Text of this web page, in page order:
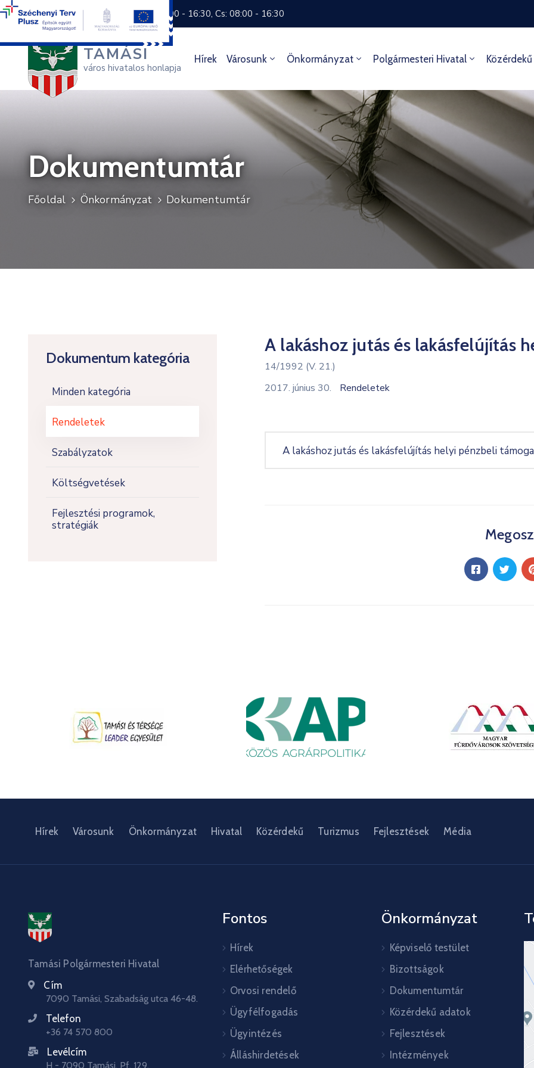
+36 74 570 800 H: 8:00 - 16:30, Cs: 08:00 - 16:30
TAMÁSI
város hivatalos honlapja
Hírek Városunk Önkormányzat Polgármesteri Hivatal Közérdekű
Dokumentumtár
Főoldal Önkormányzat Dokumentumtár
Dokumentum kategória
Minden kategória
Rendeletek
Szabályzatok
Költségvetések
Fejlesztési programok,
stratégiák
A lakáshoz jutás és lakásfelújítás
14/1992 (V. 21.)
2017. június 30.
Rendeletek
A lakáshoz jutás és lakásfelújítás helyi pénzbeli
Hírek Városunk Önkormányzat Hivatal Közérdekű Turizmus Fejlesztések Média
Tamási Polgármesteri Hivatal
Cím
7090 Tamási, Szabadság utca 46-48.
Telefon
+36 74 570 800
Levélcím
H - 7090 Tamási, Pf. 129.
Fontos
Hírek
Elérhetőségek
Orvosi rendelő
Ügyfélfogadás
Ügyintézés
Álláshirdetések
Önkormányzat
Képviselő testület
Bizottságok
Dokumentumtár
Közérdekű adatok
Fejlesztések
Intézmények